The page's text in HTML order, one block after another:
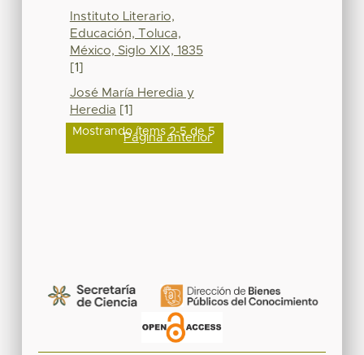
Instituto Literario,
Educación, Toluca,
México, Siglo XIX, 1835
[1]
José María Heredia y
Heredia [1]
Mostrando ítems 2-5 de 5
Página anterior